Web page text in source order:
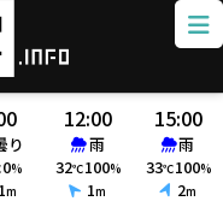
り
0%
1m
12:00
雨
32℃100%
1m
15:00
雨
33℃100%
2m